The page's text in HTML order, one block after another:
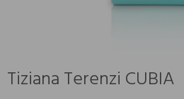
Tiziana Terenzi CUBIA